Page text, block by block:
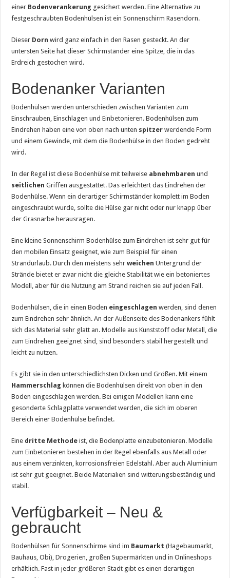
einer Bodenverankerung gesichert werden. Eine Alternative zu
festgeschraubten Bodenhülsen ist ein Sonnenschirm Rasendorn.
Dieser Dorn wird ganz einfach in den Rasen gesteckt. An der
untersten Seite hat dieser Schirmständer eine Spitze, die in das
Erdreich gestochen wird.
Bodenanker Varianten
Bodenhülsen werden unterschieden zwischen Varianten zum
Einschrauben, Einschlagen und Einbetonieren. Bodenhülsen zum
Eindrehen haben eine von oben nach unten spitzer werdende Form
und einem Gewinde, mit dem die Bodenhülse in den Boden gedreht
wird.
In der Regel ist diese Bodenhülse mit teilweise abnehmbaren und
seitlichen Griffen ausgestattet. Das erleichtert das Eindrehen der
Bodenhülse. Wenn ein derartiger Schirmständer komplett im Boden
eingeschraubt wurde, sollte die Hülse gar nicht oder nur knapp über
der Grasnarbe herausragen.
Eine kleine Sonnenschirm Bodenhülse zum Eindrehen ist sehr gut für
den mobilen Einsatz geeignet, wie zum Beispiel für einen
Strandurlaub. Durch den meistens sehrweichen Untergrund der
Strände bietet er zwar nicht die gleiche Stabilität wie ein betoniertes
Modell, aber für die Nutzung am Strand reichen sie auf jeden Fall.
Bodenhülsen, die in einen Boden eingeschlagen werden, sind denen
zum Eindrehen sehr ähnlich. An der Außenseite des Bodenankers fühlt
sich das Material sehr glatt an. Modelle aus Kunststoff oder Metall, die
zum Eindrehen geeignet sind, sind besonders stabil hergestellt und
leicht zu nutzen.
Es gibt sie in den unterschiedlichsten Dicken und Größen. Mit einem
Hammerschlag können die Bodenhülsen direkt von oben in den
Boden eingeschlagen werden. Bei einigen Modellen kann eine
gesonderte Schlagplatte verwendet werden, die sich im oberen
Bereich einer Bodenhülse befindet.
Eine dritte Methode ist, die Bodenplatte einzubetonieren. Modelle
zum Einbetonieren bestehen in der Regel ebenfalls aus Metall oder
aus einem verzinkten, korrosionsfreien Edelstahl. Aber auch Aluminium
ist sehr gut geeignet. Beide Materialien sind witterungsbeständig und
stabil.
Verfügbarkeit – Neu &
gebraucht
Bodenhülsen für Sonnenschirme sind im Baumarkt (Hagebaumarkt,
Bauhaus, Obi), Drogerien, großen Supermärkten und in Onlineshops
erhältlich. Fast in jeder größeren Stadt gibt es einen derartigen